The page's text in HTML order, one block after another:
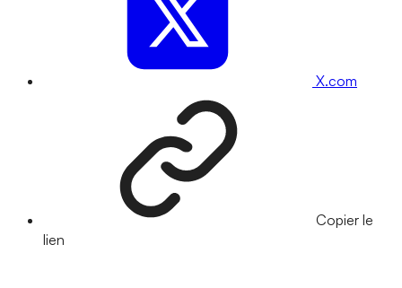
X.com
Copier le
lien